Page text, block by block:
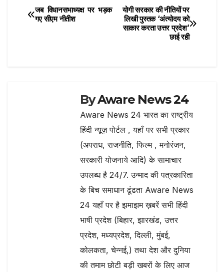
o
o
p m
e
Post
योगी सरकार की नीतियों पर
लिखी पुस्तक ‘अंत्योदय को
साकार करता उत्तर प्रदेश’
छाई रही
जब विधानसभाध्यक्ष पर भड़क
गए सीएम नीतीश
ByAware News 24
Aware News 24 भारत का राष्ट्रीय
हिंदी न्यूज़ पोर्टल , यहाँ पर सभी प्रकार
(अपराध, राजनीति, फिल्म , मनोरंजन,
सरकारी योजनाये आदि) के सामाचार
उपलब्ध है 24/7. उन्माद की पत्रकारिता
के बिच समाधान ढूंढता Aware News
24 यहाँ पर है झमाझम ख़बरें सभी हिंदी
भाषी प्रदेश (बिहार, झारखंड, उत्तर
प्रदेश, मध्यप्रदेश, दिल्ली, मुंबई,
कोलकता, चेन्नई,) तथा देश और दुनिया
की तमाम छोटी बड़ी खबरों के लिए आज